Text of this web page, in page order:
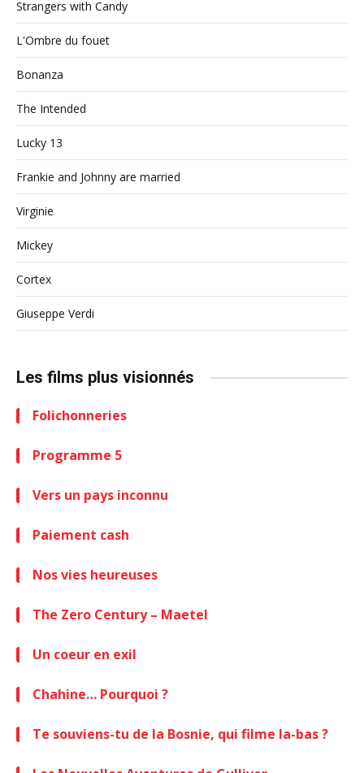
Strangers with Candy
L'Ombre du fouet
Bonanza
The Intended
Lucky 13
Frankie and Johnny are married
Virginie
Mickey
Cortex
Giuseppe Verdi
Les films plus visionnés
Folichonneries
Programme 5
Vers un pays inconnu
Paiement cash
Nos vies heureuses
The Zero Century – Maetel
Un coeur en exil
Chahine… Pourquoi ?
Te souviens-tu de la Bosnie, qui filme la-bas ?